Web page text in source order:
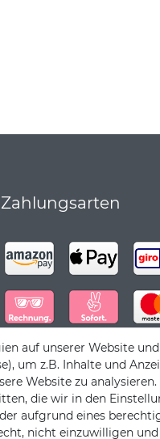
Zahlungsarten
auf unserer Website
um z.B. Inhalte und
Website zu
die wir in den
aufgrund eines
nicht einzuwilligen